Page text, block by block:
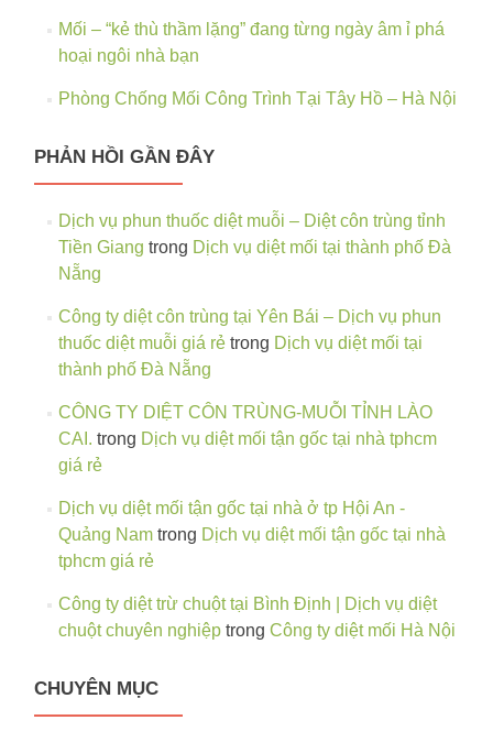
Mối – “kẻ thù thầm lặng” đang từng ngày âm ỉ phá
hoại ngôi nhà bạn
Phòng Chống Mối Công Trình Tại Tây Hồ – Hà Nội
PHẢN HỒI GẦN ĐÂY
Dịch vụ phun thuốc diệt muỗi – Diệt côn trùng tỉnh
Tiền Giang trong Dịch vụ diệt mối tại thành phố Đà
Nẵng
Công ty diệt côn trùng tại Yên Bái – Dịch vụ phun
thuốc diệt muỗi giá rẻtrong Dịch vụ diệt mối tại
thành phố Đà Nẵng
CÔNG TY DIỆT CÔN TRÙNG-MUỖI TỈNH LÀO
CAI. trong Dịch vụ diệt mối tận gốc tại nhà tphcm
giá rẻ
Dịch vụ diệt mối tận gốc tại nhà ở tp Hội An -
Quảng Namtrong Dịch vụ diệt mối tận gốc tại nhà
tphcm giá rẻ
Công ty diệt trừ chuột tại Bình Định | Dịch vụ diệt
chuột chuyên nghiệptrong Công ty diệt mối Hà Nội
CHUYÊN MỤC